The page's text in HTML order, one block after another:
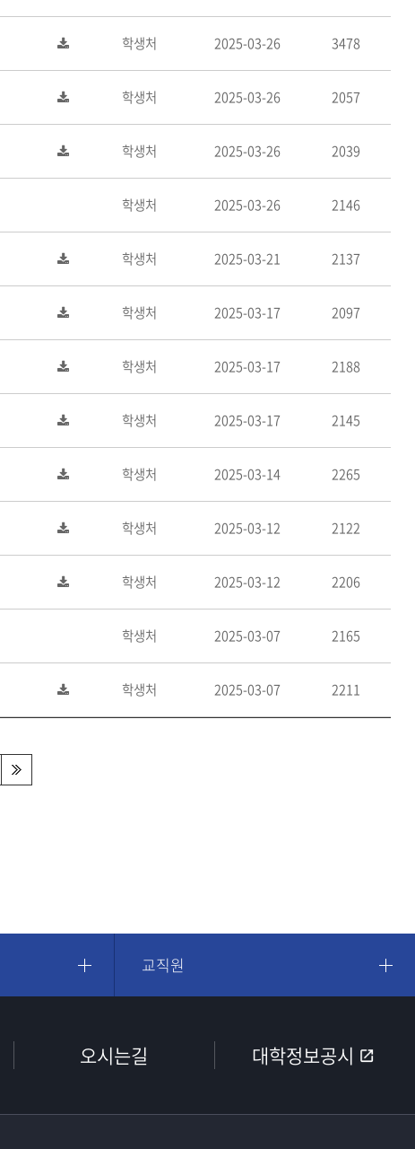
학생처 2025-03-26 3478
학생처 2025-03-26 2057
학생처 2025-03-26 2039
학생처 2025-03-26 2146
학생처 2025-03-21 2137
학생처 2025-03-17 2097
학생처 2025-03-17 2188
학생처 2025-03-17 2145
학생처 2025-03-14 2265
학생처 2025-03-12 2122
학생처 2025-03-12 2206
학생처 2025-03-07 2165
학생처 2025-03-07 2211
교직원
오시는길 대학정보공시